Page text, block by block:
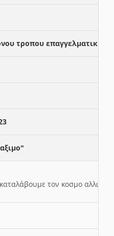
τροπου επαγγελματικης
τον κοσμο αλλων